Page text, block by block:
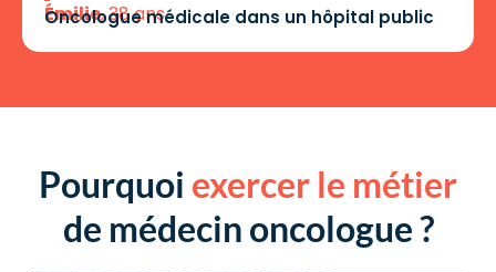
Émilie, 38 ans
Oncologue médicale dans un hôpital public
Pourquoi exercer le métier
de médecin oncologue ?